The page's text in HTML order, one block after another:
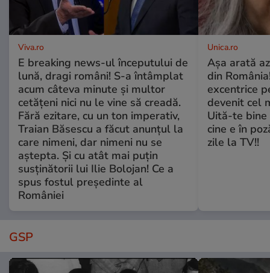
Viva.ro
E breaking news-ul începutului de
lună, dragi români! S-a întâmplat
acum câteva minute și multor
cetățeni nici nu le vine să creadă.
Fără ezitare, cu un ton imperativ,
Traian Băsescu a făcut anunțul la
care nimeni, dar nimeni nu se
aștepta. Și cu atât mai puțin
susținătorii lui Ilie Bolojan! Ce a
spus fostul președinte al
României
Unica.ro
Așa arată
din
excentrice
devenit cel
Uită-te bine
cine e în
zile la TV!!
GSP